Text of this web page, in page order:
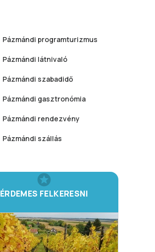
Pázmándi programturizmus
Pázmándi látnivaló
Pázmándi szabadidő
Pázmándi gasztronómia
Pázmándi rendezvény
Pázmándi szállás
ÉRDEMES FELKERESNI